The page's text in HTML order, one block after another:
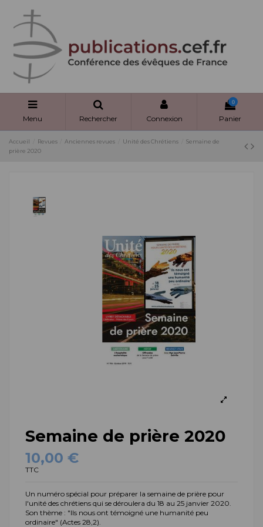
Menu Rechercher Connexion
0
Panier
Accueil Revues Anciennes revues Unité des Chrétiens
Semaine de
prière 2020
Semaine de prière 2020
10,00 €
TTC
Un numéro spécial pour préparer la semaine de prière pour
l'unité des chrétiens qui se déroulera du 18 au 25 janvier 2020.
Son thème : "Ils nous ont témoigné une humanité peu
ordinaire" (Actes 28,2).